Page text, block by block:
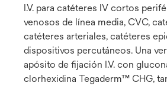
I.V. para catéteres IV cortos
venosos de línea media, CVC,
catéteres arteriales, catéteres
dispositivos percutáneos. Una
apósito de fijación I.V. con
clorhexidina Tegaderm™ CHG,